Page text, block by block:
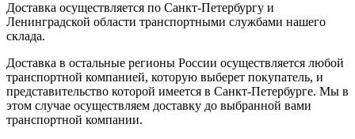
Доставка осуществляется по Санкт-Петербургу и
Ленинградской области транспортными службами нашего
склада.
Доставка в остальные регионы России осуществляется любой
транспортной компанией, которую выберет покупатель, и
представительство которой имеется в Санкт-Петербурге. Мы в
этом случае осуществляем доставку до выбранной вами
транспортной компании.